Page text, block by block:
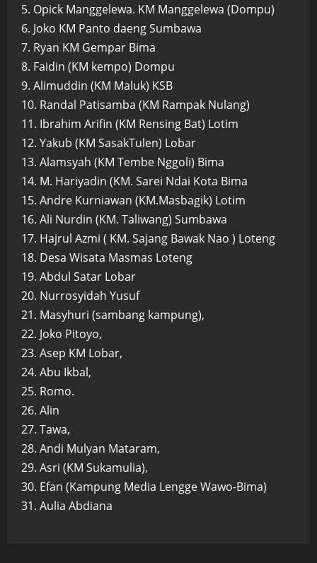
5. Opick Manggelewa. KM Manggelewa (Dompu)
6. Joko KM Panto daeng Sumbawa
7. Ryan KM Gempar Bima
8. Faidin (KM kempo) Dompu
9. Alimuddin (KM Maluk) KSB
10. Randal Patisamba (KM Rampak Nulang)
11. Ibrahim Arifin (KM Rensing Bat) Lotim
12. Yakub (KM SasakTulen) Lobar
13. Alamsyah (KM Tembe Nggoli) Bima
14. M. Hariyadin (KM. Sarei Ndai Kota Bima
15. Andre Kurniawan (KM.Masbagik) Lotim
16. Ali Nurdin (KM. Taliwang) Sumbawa
17. Hajrul Azmi ( KM. Sajang Bawak Nao ) Loteng
18. Desa Wisata Masmas Loteng
19. Abdul Satar Lobar
20. Nurrosyidah Yusuf
21. Masyhuri (sambang kampung),
22. Joko Pitoyo,
23. Asep KM Lobar,
24. Abu Ikbal,
25. Romo.
26. Alin
27. Tawa,
28. Andi Mulyan Mataram,
29. Asri (KM Sukamulia),
30. Efan (Kampung Media Lengge Wawo-Bima)
31. Aulia Abdiana